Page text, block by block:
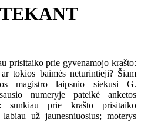
prie gyvenamojo krašto:
tokios baimės neturintieji? Šiam
magistro laipsnio siekusi G.
numeryje pateikė anketos
sunkiau prie krašto prisitaiko
už jaunesniuosius; moterys